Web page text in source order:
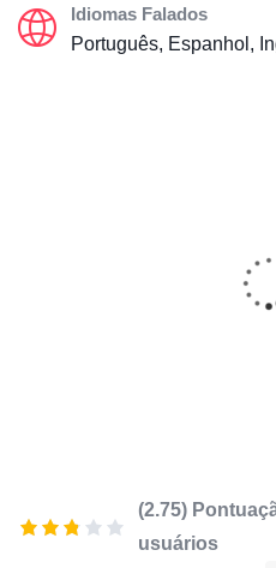
Idiomas Falados
Português, Espanhol,
(2.75)
usuários